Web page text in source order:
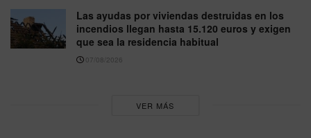
Las ayudas por viviendas destruidas en los
incendios llegan hasta 15.120 euros y exigen
que sea la residencia habitual
07/08/2026
VER MÁS